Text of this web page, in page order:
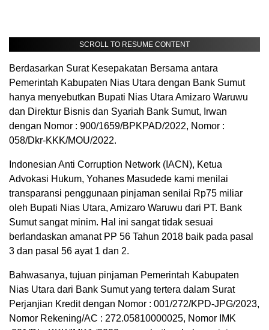
SCROLL TO RESUME CONTENT
Berdasarkan Surat Kesepakatan Bersama antara
Pemerintah Kabupaten Nias Utara dengan Bank Sumut
hanya menyebutkan Bupati Nias Utara Amizaro Waruwu
dan Direktur Bisnis dan Syariah Bank Sumut, Irwan
dengan Nomor : 900/1659/BPKPAD/2022, Nomor :
058/Dkr-KKK/MOU/2022.
Indonesian Anti Corruption Network (IACN), Ketua
Advokasi Hukum, Yohanes Masudede kami menilai
transparansi penggunaan pinjaman senilai Rp75 miliar
oleh Bupati Nias Utara, Amizaro Waruwu dari PT. Bank
Sumut sangat minim. Hal ini sangat tidak sesuai
berlandaskan amanat PP 56 Tahun 2018 baik pada pasal
3 dan pasal 56 ayat 1 dan 2.
Bahwasanya, tujuan pinjaman Pemerintah Kabupaten
Nias Utara dari Bank Sumut yang tertera dalam Surat
Perjanjian Kredit dengan Nomor : 001/272/KPD-JPG/2023,
Nomor Rekening/AC : 272.05810000025, Nomor IMK